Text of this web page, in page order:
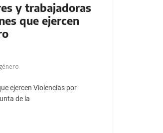
y trabajadoras
que ejercen
ejercen Violencias por
de la